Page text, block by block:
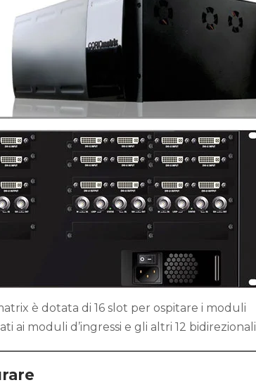
è dotata di 16 slot per ospitare i moduli
ai moduli d’ingressi e gli altri 12 bidirezionali